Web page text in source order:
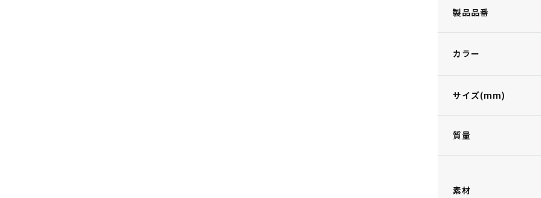
製品品番
カラー
サイズ(mm)
質量
素材